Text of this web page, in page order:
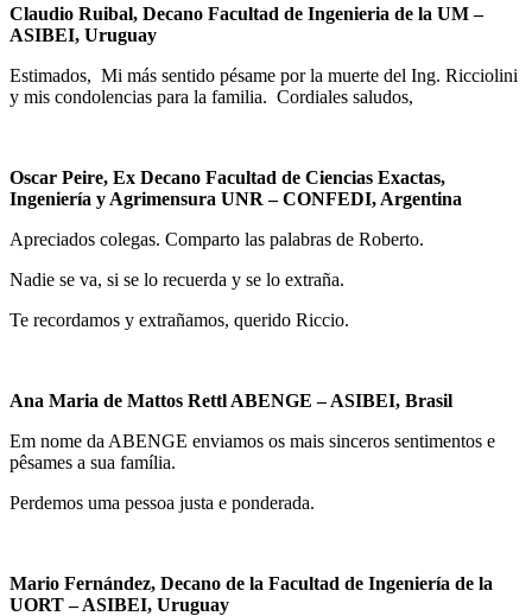
Claudio Ruibal, Decano Facultad de Ingenieria de la UM–
ASIBEI, Uruguay
Estimados, Mi más sentido pésame por la muerte del Ing. Ricciolini
y mis condolencias para la familia. Cordiales saludos,
Oscar Peire, Ex Decano Facultad de Ciencias Exactas,
Ingeniería y Agrimensura UNR – CONFEDI, Argentina
Apreciados colegas. Comparto las palabras de Roberto.
Nadie se va, si se lo recuerda y se lo extraña.
Te recordamos y extrañamos, querido Riccio.
Ana Maria de Mattos Rettl ABENGE – ASIBEI, Brasil
Em nome da ABENGE enviamos os mais sinceros sentimentos e
pêsames a sua família.
Perdemos uma pessoa justa e ponderada.
Mario Fernández, Decano de la Facultad de Ingeniería de la
UORT – ASIBEI, Uruguay